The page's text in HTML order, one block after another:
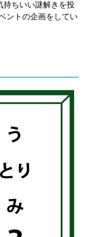
持ちいい謎解きを投
ントの企画をしてい